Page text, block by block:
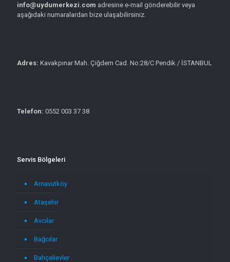
info@uydumerkezi.com adresine e-mail gönderebilir veya
aşağıdaki numaralardan bize ulaşabilirsiniz.
Adres: Kavakpınar Mah. Çiğdem Cad. No:28/C Pendik / İSTANBUL
Telefon: 0552 003 37 38
Servis Bölgeleri
Arnavutköy
Ataşehir
Avcılar
Bağcılar
Bahçelievler